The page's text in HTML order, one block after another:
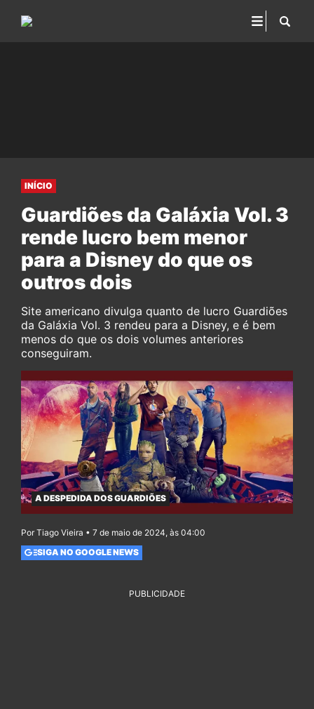
INÍCIO
Guardiões da Galáxia Vol. 3
rende lucro bem menor
para a Disney do que os
outros dois
Site americano divulga quanto de lucro Guardiões
da Galáxia Vol. 3 rendeu para a Disney, e é bem
menos do que os dois volumes anteriores
conseguiram.
A DESPEDIDA DOS GUARDIÕES
Por Tiago Vieira • 7 de maio de 2024, às 04:00
SIGA NO GOOGLE NEWS
PUBLICIDADE